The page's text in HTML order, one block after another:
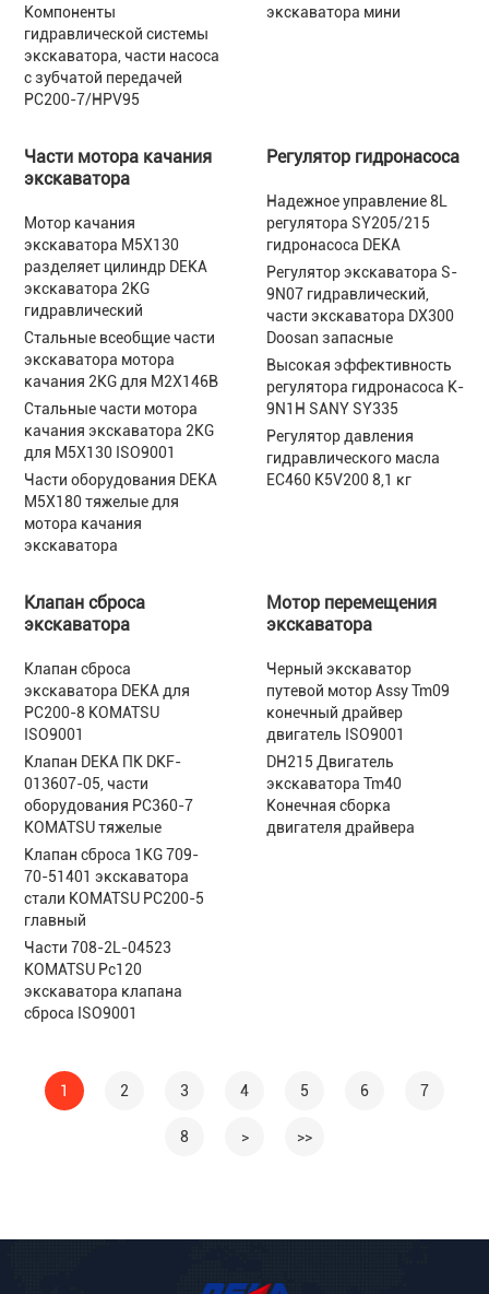
Компоненты
гидравлической системы
экскаватора, части насоса
с зубчатой передачей
PC200-7/HPV95
экскаватора мини
Части мотора качания
экскаватора
Мотор качания
экскаватора M5X130
разделяет цилиндр DEKA
экскаватора 2KG
гидравлический
Стальные всеобщие части
экскаватора мотора
качания 2KG для M2X146B
Стальные части мотора
качания экскаватора 2KG
для M5X130 ISO9001
Части оборудования DEKA
M5X180 тяжелые для
мотора качания
экскаватора
Регулятор гидронасоса
Надежное управление 8L
регулятора SY205/215
гидронасоса DEKA
Регулятор экскаватора S-
9N07 гидравлический,
части экскаватора DX300
Doosan запасные
Высокая эффективность
регулятора гидронасоса K-
9N1H SANY SY335
Регулятор давления
гидравлического масла
EC460 K5V200 8,1 кг
Клапан сброса
экскаватора
Клапан сброса
экскаватора DEKA для
PC200-8 KOMATSU
ISO9001
Клапан DEKA ПК DKF-
013607-05, части
оборудования PC360-7
KOMATSU тяжелые
Клапан сброса 1KG 709-
70-51401 экскаватора
стали KOMATSU PC200-5
главный
Части 708-2L-04523
KOMATSU Pc120
экскаватора клапана
сброса ISO9001
Мотор перемещения
экскаватора
Черный экскаватор
путевой мотор Assy Tm09
конечный драйвер
двигатель ISO9001
DH215 Двигатель
экскаватора Tm40
Конечная сборка
двигателя драйвера
1 2 3 4 5 6 7
8 > >>